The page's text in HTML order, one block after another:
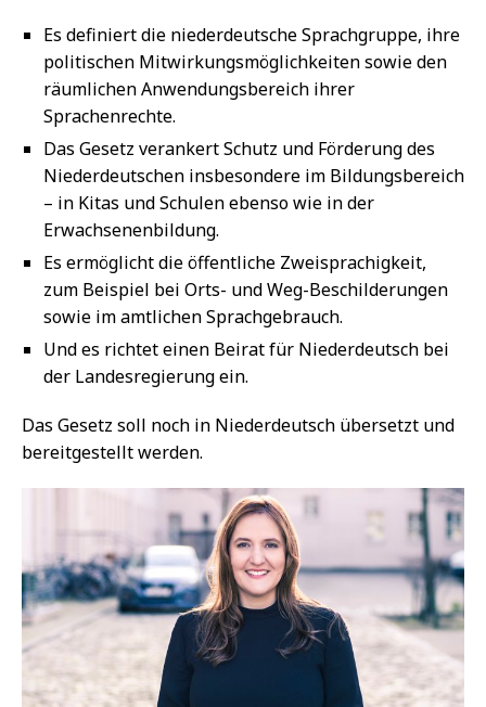
Es definiert die niederdeutsche Sprachgruppe, ihre
politischen Mitwirkungsmöglichkeiten sowie den
räumlichen Anwendungsbereich ihrer
Sprachenrechte.
Das Gesetz verankert Schutz und Förderung des
Niederdeutschen insbesondere im Bildungsbereich
– in Kitas und Schulen ebenso wie in der
Erwachsenenbildung.
Es ermöglicht die öffentliche Zweisprachigkeit,
zum Beispiel bei Orts- und Weg-Beschilderungen
sowie im amtlichen Sprachgebrauch.
Und es richtet einen Beirat für Niederdeutsch bei
der Landesregierung ein.
Das Gesetz soll noch in Niederdeutsch übersetzt und
bereitgestellt werden.